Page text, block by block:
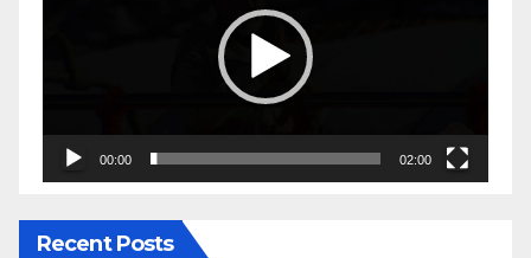
00:00 02:00
Recent Posts